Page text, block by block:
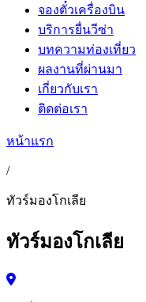
จองตั๋วเครื่องบิน
บริการยื่นวีซ่า
บทความท่องเที่ยว
ผลงานที่ผ่านมา
เกี่ยวกับเรา
ติดต่อเรา
หน้าแรก
/
ทัวร์มองโกเลีย
ทัวร์มองโกเลีย